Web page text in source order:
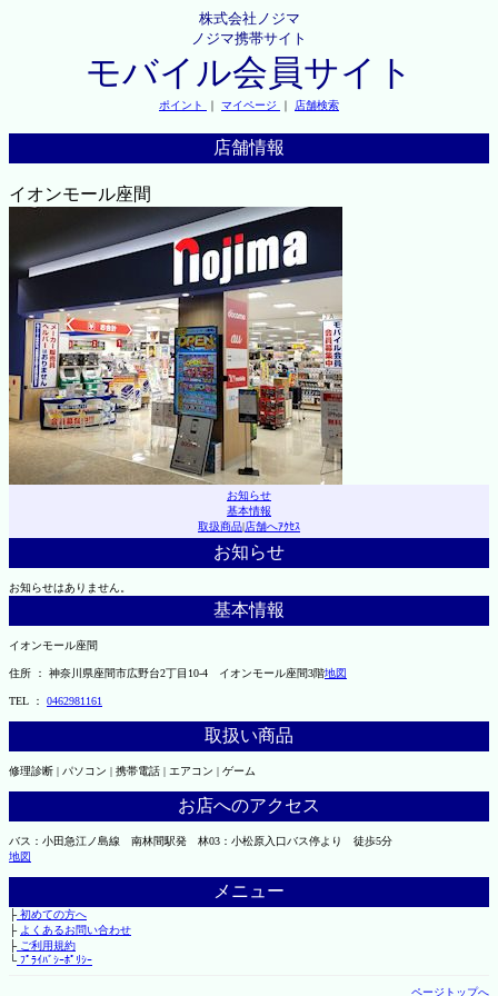
株式会社ノジマ
ノジマ携帯サイト
モバイル会員サイト
ポイント ｜ マイページ ｜ 店舗検索
店舗情報
イオンモール座間
お知らせ
基本情報
取扱商品|店舗へｱｸｾｽ
お知らせ
お知らせはありません。
基本情報
イオンモール座間
住所 ： 神奈川県座間市広野台2丁目10-4 イオンモール座間3階地図
TEL ： 0462981161
取扱い商品
修理診断 | パソコン | 携帯電話 | エアコン | ゲーム
お店へのアクセス
バス：小田急江ノ島線 南林間駅発 林03：小松原入口バス停より 徒歩5分
地図
メニュー
├初めての方へ
├ よくあるお問い合わせ
├ご利用規約
└ﾌﾟﾗｲﾊﾞｼｰﾎﾟﾘｼｰ
ページトップへ